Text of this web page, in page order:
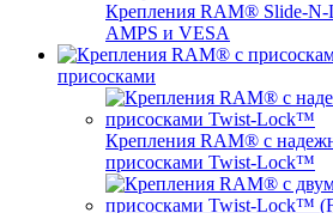
Крепления RAM® Slide-N-
AMPS и VESA
присосками
Крепления RAM® с
присосками Twist-Lock™